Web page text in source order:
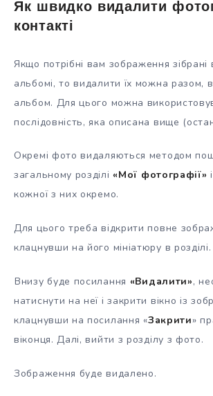
Як швидко видалити
контакті
Якщо потрібні вам зображення зібрані
альбомі, то видалити їх можна разом,
альбом. Для цього можна
послідовність, яка описана вище
Окремі фото видаляються методом
загальному розділі «Мої фотографії»
кожної з них окремо.
Для цього треба відкрити повне
клацнувши на його мініатюру в розділі.
Внизу буде посилання «Видалити»,
натиснути на неї і закрити вікно із
клацнувши на посилання «Закрити»
віконця. Далі, вийти з розділу з фото.
Зображення буде видалено.